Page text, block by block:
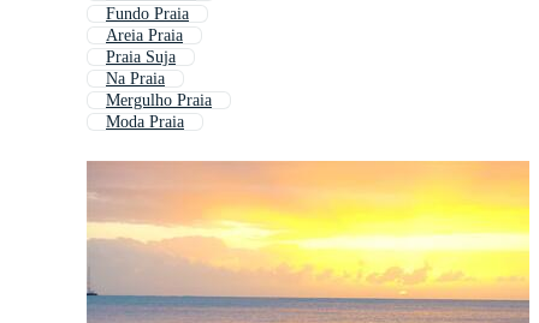
Fundo Praia
Areia Praia
Praia Suja
Na Praia
Mergulho Praia
Moda Praia